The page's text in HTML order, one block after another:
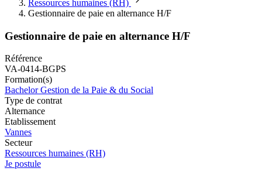
Ressources humaines (RH)
Gestionnaire de paie en alternance H/F
Gestionnaire de paie en alternance H/F
Référence
VA-0414-BGPS
Formation(s)
Bachelor Gestion de la Paie & du Social
Type de contrat
Alternance
Etablissement
Vannes
Secteur
Ressources humaines (RH)
Je postule